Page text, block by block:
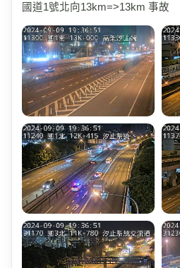
國道1號北向13km=>13km 事故